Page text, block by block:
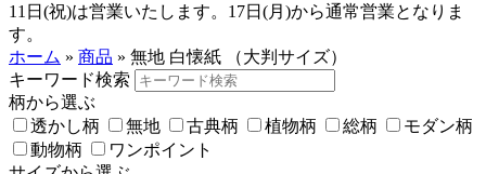
11日(祝)は営業いたします。17日(月)から通常営業となりま
す。
ホーム » 商品 » 無地 白懐紙 （大判サイズ）
キーワード検索
柄から選ぶ
透かし柄
無地 古典柄 植物柄 総柄
モダン柄
動物柄
ワンポイント